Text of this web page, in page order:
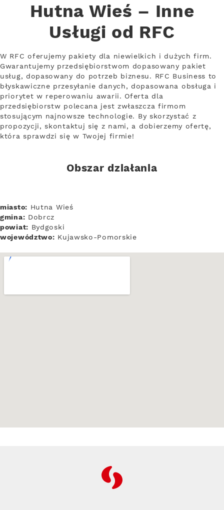
Hutna Wieś – Inne
Usługi od RFC
W RFC oferujemy pakiety dla niewielkich i dużych firm.
Gwarantujemy przedsiębiorstwom dopasowany pakiet
usług, dopasowany do potrzeb biznesu. RFC Business to
błyskawiczne przesyłanie danych, dopasowana obsługa i
priorytet w reperowaniu awarii. Oferta dla
przedsiębiorstw polecana jest zwłaszcza firmom
stosującym najnowsze technologie. By skorzystać z
propozycji, skontaktuj się z nami, a dobierzemy ofertę,
która sprawdzi się w Twojej firmie!
Obszar działania
miasto: Hutna Wieś
gmina: Dobrcz
powiat: Bydgoski
województwo: Kujawsko-Pomorskie
RFC